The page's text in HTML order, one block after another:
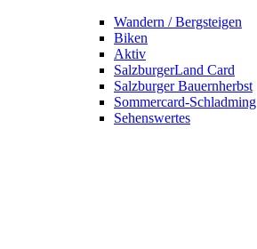
Wandern / Bergsteigen
Biken
Aktiv
SalzburgerLand Card
Salzburger Bauernherbst
Sommercard-Schladming
Sehenswertes